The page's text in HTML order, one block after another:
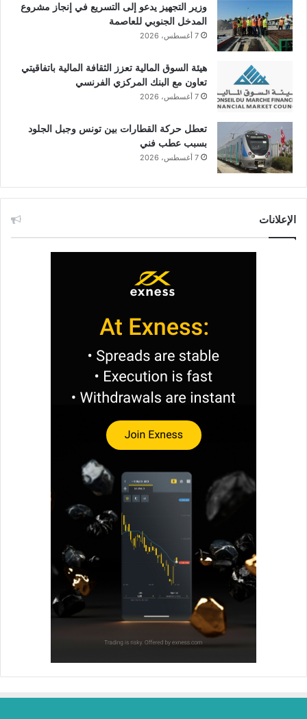
وزير التجهيز يدعو إلى التسريع في إنجاز مشروع
المدخل الجنوبي للعاصمة
7 أغسطس، 2026
هيئة السوق المالية تعزز الثقافة المالية باتفاقيتي
تعاون مع البنك المركزي الفرنسي
7 أغسطس، 2026
تعطل حركة القطارات بين تونس وجبل الجلود
بسبب عطب فني
7 أغسطس، 2026
الإعلانات